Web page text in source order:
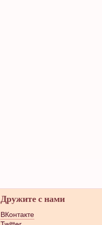
Дружите с нами
ВКонтакте